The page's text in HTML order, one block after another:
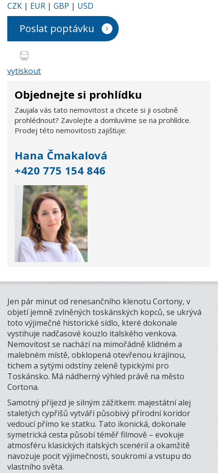
CZK | EUR | GBP | USD
Poslat poptávku
vytiskout
Objednejte si prohlídku
Zaujala vás tato nemovitost a chcete si ji osobně
prohlédnout? Zavolejte a domluvíme se na prohlídce.
Prodej této nemovitosti zajišťuje:
Hana Čmakalová
+420 775 154 846
Jen pár minut od renesančního klenotu Cortony, v
objetí jemně zvlněných toskánských kopců, se ukrývá
toto výjimečné historické sídlo, které dokonale
vystihuje nadčasové kouzlo italského venkova.
Nemovitost se nachází na mimořádně klidném a
malebném místě, obklopená otevřenou krajinou,
tichem a sytými odstíny zeleně typickými pro
Toskánsko. Má nádherný výhled právě na město
Cortona.
Samotný příjezd je silným zážitkem: majestátní alej
staletých cypřišů vytváří působivý přírodní koridor
vedoucí přímo ke statku. Tato ikonická, dokonale
symetrická cesta působí téměř filmově – evokuje
atmosféru klasických italských scenérií a okamžitě
navozuje pocit výjimečnosti, soukromí a vstupu do
vlastního světa.